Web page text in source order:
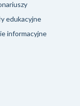
edukacyjne
informacyjne